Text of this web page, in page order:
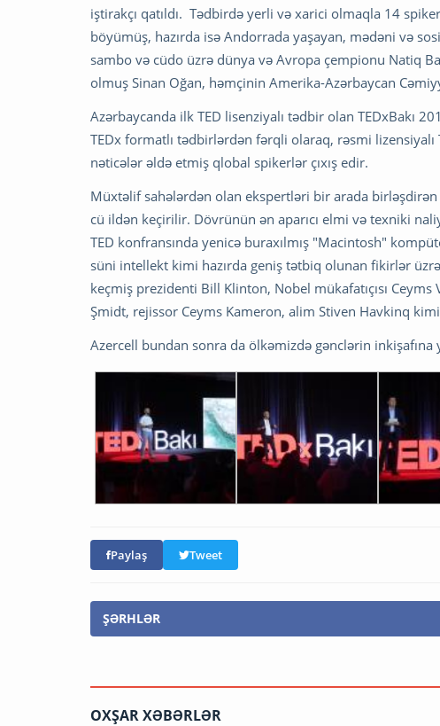
iştirakçı qatıldı. Tədbirdə yerli və xarici olmaqla 14
böyümüş, hazırda isə Andorrada yaşayan, mədəni və
sambo və cüdo üzrə dünya və Avropa çempionu Natiq
olmuş Sinan Oğan, həmçinin Amerika-Azərbaycan
Azərbaycanda ilk TED lisenziyalı tədbir olan TEDxBakı
TEDx formatlı tədbirlərdən fərqli olaraq, rəsmi
nəticələr əldə etmiş qlobal spikerlər çıxış edir.
Müxtəlif sahələrdən olan ekspertləri bir arada
cü ildən keçirilir. Dövrünün ən aparıcı elmi və texniki
TED konfransında yenicə buraxılmış "Macintosh"
süni intellekt kimi hazırda geniş tətbiq olunan fikirlər üzrə
keçmiş prezidenti Bill Klinton, Nobel mükafatıçısı Ceyms
Şmidt, rejissor Ceyms Kameron, alim Stiven Havkinq kimi
Azercell bundan sonra da ölkəmizdə gənclərin
Paylaş Tweet
ŞƏRHLƏR
OXŞAR XƏBƏRLƏR